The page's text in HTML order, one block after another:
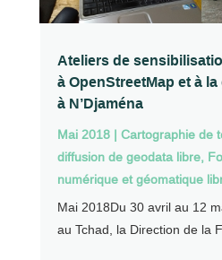
Ateliers de
à OpenStreetMap et à
à N’Djaména
Mai 2018| Cartographie de
diffusion de geodata libre,
numérique et géomatique
Mai 2018Du 30 avril au 12
au Tchad, la Direction de la